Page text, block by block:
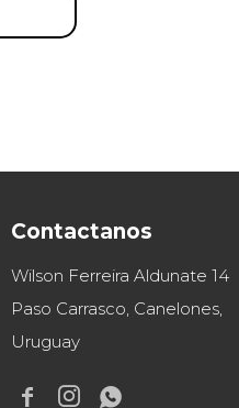
Contactanos
Wilson Ferreira Aldunate 14
Paso Carrasco, Canelones,
Uruguay
  